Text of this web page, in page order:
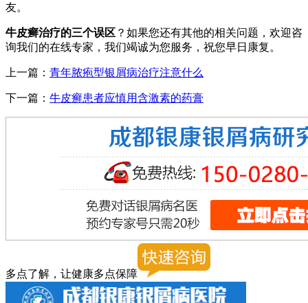
友。
牛皮癣治疗的三个误区 ？如果您还有其他的相关问题，欢迎咨
询我们的在线专家，我们竭诚为您服务，祝您早日康复。
上一篇： 青年脓疱型银屑病治疗注意什么
下一篇： 牛皮癣患者应慎用含激素的药膏
多点了解，让健康多点保障